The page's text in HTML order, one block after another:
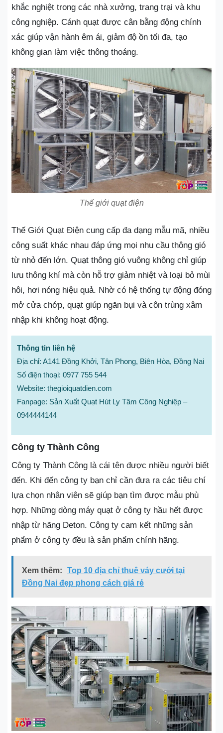
khắc nghiệt trong các nhà xưởng, trang trại và khu
công nghiệp. Cánh quạt được cân bằng động chính
xác giúp vận hành êm ái, giảm độ ồn tối đa, tạo
không gian làm việc thông thoáng.
Thế giới quạt điện
Thế Giới Quạt Điện cung cấp đa dạng mẫu mã, nhiều
công suất khác nhau đáp ứng mọi nhu cầu thông gió
từ nhỏ đến lớn. Quạt thông gió vuông không chỉ giúp
lưu thông khí mà còn hỗ trợ giảm nhiệt và loại bỏ mùi
hôi, hơi nóng hiệu quả. Nhờ có hệ thống tự động đóng
mở cửa chớp, quạt giúp ngăn bụi và côn trùng xâm
nhập khi không hoạt động.
Thông tin liên hệ
Địa chỉ: A141 Đồng Khởi, Tân Phong, Biên Hòa, Đồng Nai
Số điện thoại: 0977 755 544
Website: thegioiquatdien.com
Fanpage: Sản Xuất Quạt Hút Ly Tâm Công Nghiệp –
0944444144
Công ty Thành Công
Công ty Thành Công là cái tên được nhiều người biết
đến. Khi đến công ty bạn chỉ cần đưa ra các tiêu chí
lựa chọn nhân viên sẽ giúp bạn tìm được mẫu phù
hợp. Những dòng máy quạt ở công ty hầu hết được
nhập từ hãng Deton. Công ty cam kết những sản
phẩm ở công ty đều là sản phẩm chính hãng.
Xem thêm:
Top 10 địa chỉ thuê váy cưới tại
Đồng Nai đẹp phong cách giá rẻ